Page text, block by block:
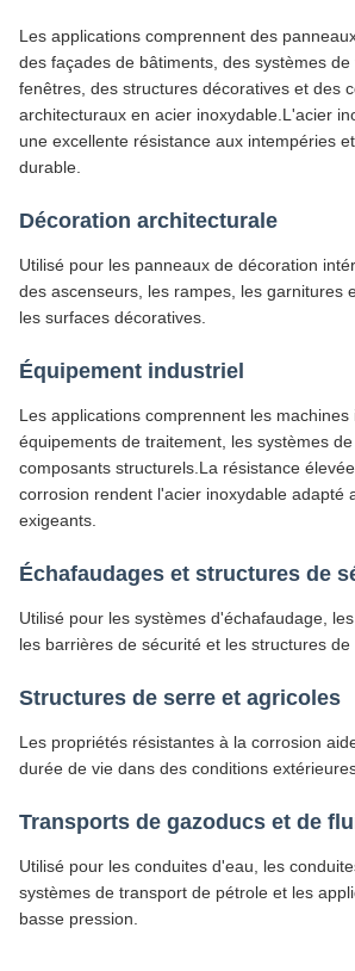
Les applications comprennent des
des façades de bâtiments, des systèmes
fenêtres, des structures décoratives et des
architecturaux en acier inoxydable.L'acier
une excellente résistance aux intempéries
durable.
Décoration architecturale
Utilisé pour les panneaux de décoration
des ascenseurs, les rampes, les garnitures
les surfaces décoratives.
Équipement industriel
Les applications comprennent les machines
équipements de traitement, les systèmes
composants structurels.La résistance
corrosion rendent l'acier inoxydable adapté
exigeants.
Échafaudages et structures de
Utilisé pour les systèmes d'échafaudage,
les barrières de sécurité et les structures de
Structures de serre et agricoles
Les propriétés résistantes à la corrosion
durée de vie dans des conditions
Transports de gazoducs et de
Utilisé pour les conduites d'eau, les
systèmes de transport de pétrole et les
basse pression.